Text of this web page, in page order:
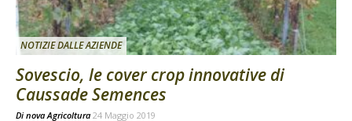
NOTIZIE DALLE AZIENDE
Sovescio, le cover crop innovative di
Caussade Semences
Di nova Agricoltura 24 Maggio 2019